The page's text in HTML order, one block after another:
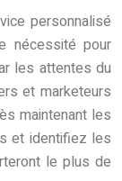
personnalisé
nécessité pour
les attentes du
et marketeurs
maintenant les
et identifiez les
le plus de